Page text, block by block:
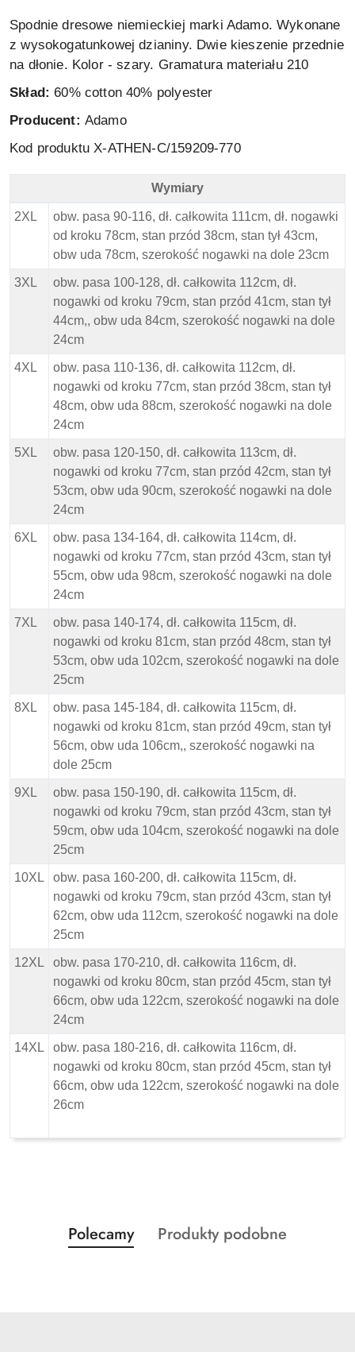
Spodnie dresowe niemieckiej marki Adamo. Wykonane
z wysokogatunkowej dzianiny. Dwie kieszenie przednie
na dłonie. Kolor - szary. Gramatura materiału 210
Skład: 60% cotton 40% polyester
Producent: Adamo
Kod produktu X-ATHEN-C/159209-770
Adamo Spodnie Dresowe - Czarne - Wymiary
Wymiary
2XL
obw. pasa 90-116, dł. całkowita 111cm, dł. nogawki
od kroku 78cm, stan przód 38cm, stan tył 43cm,
obw uda 78cm, szerokość nogawki na dole 23cm
3XL
obw. pasa 100-128, dł. całkowita 112cm, dł.
nogawki od kroku 79cm, stan przód 41cm, stan tył
44cm,, obw uda 84cm, szerokość nogawki na dole
24cm
4XL
obw. pasa 110-136, dł. całkowita 112cm, dł.
nogawki od kroku 77cm, stan przód 38cm, stan tył
48cm, obw uda 88cm, szerokość nogawki na dole
24cm
5XL
obw. pasa 120-150, dł. całkowita 113cm, dł.
nogawki od kroku 77cm, stan przód 42cm, stan tył
53cm, obw uda 90cm, szerokość nogawki na dole
24cm
6XL
obw. pasa 134-164, dł. całkowita 114cm, dł.
nogawki od kroku 77cm, stan przód 43cm, stan tył
55cm, obw uda 98cm, szerokość nogawki na dole
24cm
7XL
obw. pasa 140-174, dł. całkowita 115cm, dł.
nogawki od kroku 81cm, stan przód 48cm, stan tył
53cm, obw uda 102cm, szerokość nogawki na dole
25cm
8XL
obw. pasa 145-184, dł. całkowita 115cm, dł.
nogawki od kroku 81cm, stan przód 49cm, stan tył
56cm, obw uda 106cm,, szerokość nogawki na
dole 25cm
9XL
obw. pasa 150-190, dł. całkowita 115cm, dł.
nogawki od kroku 79cm, stan przód 43cm, stan tył
59cm, obw uda 104cm, szerokość nogawki na dole
25cm
10XL
obw. pasa 160-200, dł. całkowita 115cm, dł.
nogawki od kroku 79cm, stan przód 43cm, stan tył
62cm, obw uda 112cm, szerokość nogawki na dole
25cm
12XL
obw. pasa 170-210, dł. całkowita 116cm, dł.
nogawki od kroku 80cm, stan przód 45cm, stan tył
66cm, obw uda 122cm, szerokość nogawki na dole
24cm
14XL
obw. pasa 180-216, dł. całkowita 116cm, dł.
nogawki od kroku 80cm, stan przód 45cm, stan tył
66cm, obw uda 122cm, szerokość nogawki na dole
26cm
Pomiń karuzelę produktów
Produkty
o
Polecamy
Produkty
Produkty podobne